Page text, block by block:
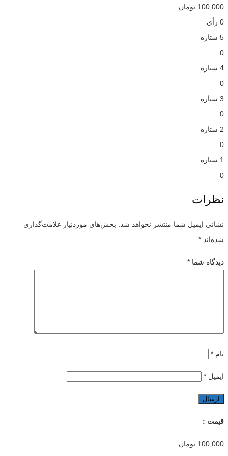
100,000 تومان
0 رأی
5 ستاره
0
4 ستاره
0
3 ستاره
0
2 ستاره
0
1 ستاره
0
نظرات
نشانی ایمیل شما منتشر نخواهد شد.
بخش‌های موردنیاز علامت‌گذاری
شده‌اند *
دیدگاه شما *
نام *
ایمیل *
قیمت :
100,000 تومان